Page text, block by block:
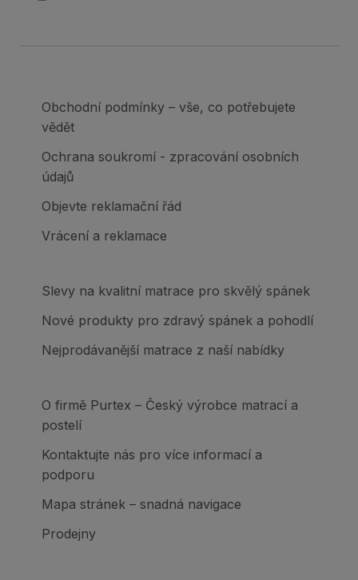
Obchodní podmínky – vše, co potřebujete
vědět
Ochrana soukromí - zpracování osobních
údajů
Objevte reklamační řád
Vrácení a reklamace
Slevy na kvalitní matrace pro skvělý spánek
Nové produkty pro zdravý spánek a pohodlí
Nejprodávanější matrace z naší nabídky
O firmě Purtex – Český výrobce matrací a
postelí
Kontaktujte nás pro více informací a
podporu
Mapa stránek – snadná navigace
Prodejny